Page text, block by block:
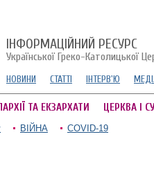
ІНФОРМАЦІЙНИЙ РЕСУРС
Української Греко-Католицької
НОВИНИ СТАТТІ ІНТЕРВ'Ю
ТА ЕКЗАРХАТИ ЦЕРКВА І
ВІЙНА COVID-19